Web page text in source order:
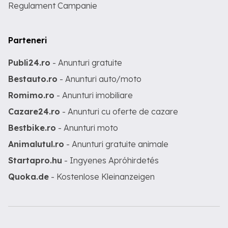
Regulament Campanie
Parteneri
Publi24.ro - Anunturi gratuite
Bestauto.ro - Anunturi auto/moto
Romimo.ro - Anunturi imobiliare
Cazare24.ro - Anunturi cu oferte de cazare
Bestbike.ro - Anunturi moto
Animalutul.ro - Anunturi gratuite animale
Startapro.hu - Ingyenes Apróhirdetés
Quoka.de - Kostenlose Kleinanzeigen